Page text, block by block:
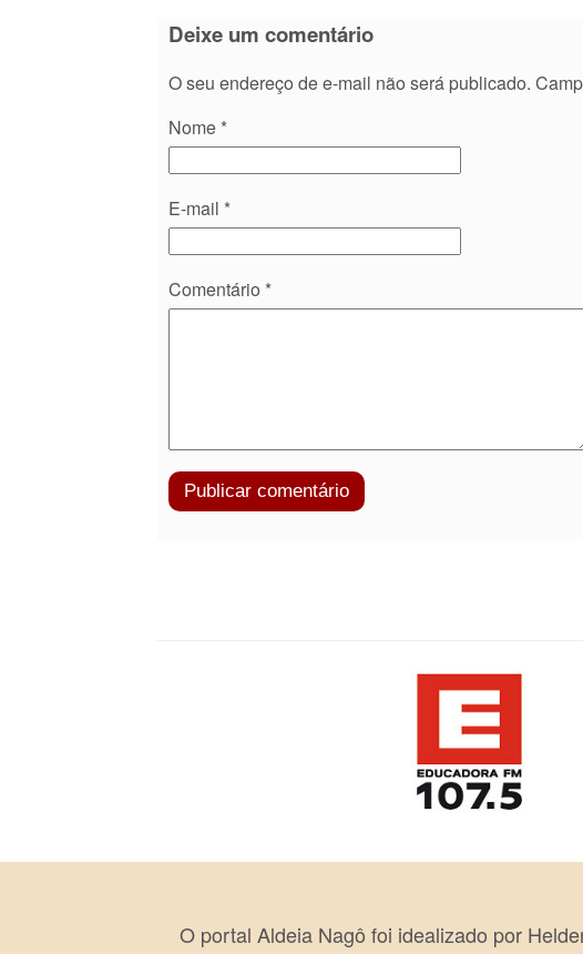
Deixe um comentário
O seu endereço de e-mail não será publicado.
Nome *
E-mail *
Comentário *
O portal Aldeia Nagô foi idealizado por